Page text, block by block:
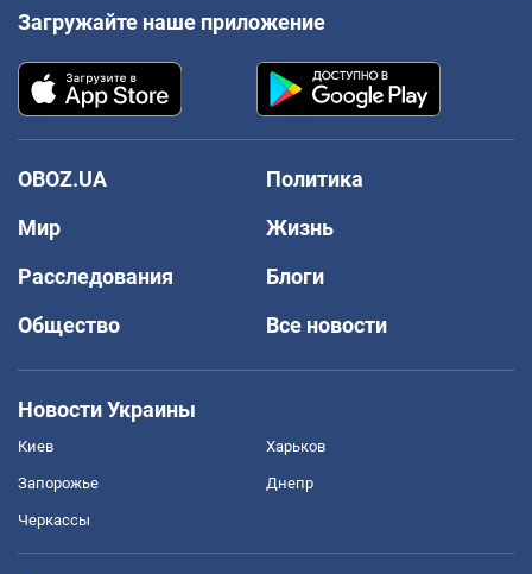
Загружайте наше приложение
OBOZ.UA
Политика
Мир
Жизнь
Расследования
Блоги
Общество
Все новости
Новости Украины
Киев Харьков
Запорожье Днепр
Черкассы